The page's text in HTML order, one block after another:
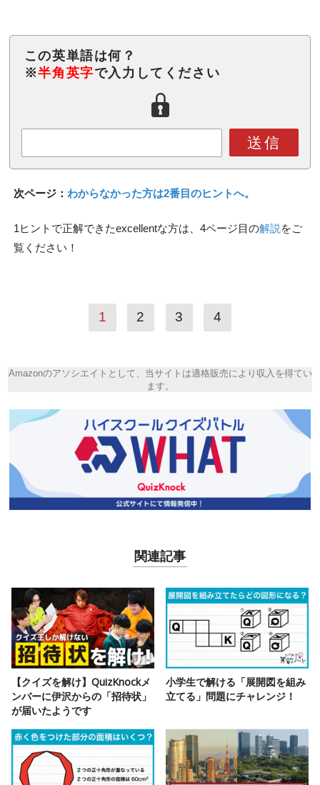
この英単語は何？
※半角英字で入力してください
送信
次ページ： わからなかった方は2番目のヒントへ。
1ヒントで正解できたexcellentな方は、4ページ目の解説 をご
覧ください！
1 2 3 4
Amazonのアソシエイトとして、当サイトは適格販売により収入を得てい
ます。
関連記事
【クイズを解け】QuizKnockメ
ンバーに伊沢からの「招待状」
が届いたようです
小学生で解ける「展開図を組み
立てる」問題にチャレンジ！